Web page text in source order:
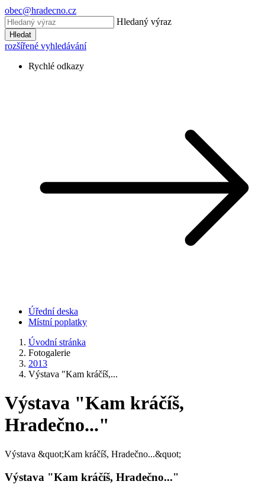
obec@hradecno.cz
Hledaný výraz
Hledat
rozšířené vyhledávání
Rychlé odkazy
Úřední deska
Místní poplatky
Úvodní stránka
Fotogalerie
2013
Výstava "Kam kráčíš,...
Výstava "Kam kráčíš,
Hradečno..."
Výstava &quot;Kam kráčíš, Hradečno...&quot;
Výstava "Kam kráčíš, Hradečno..."